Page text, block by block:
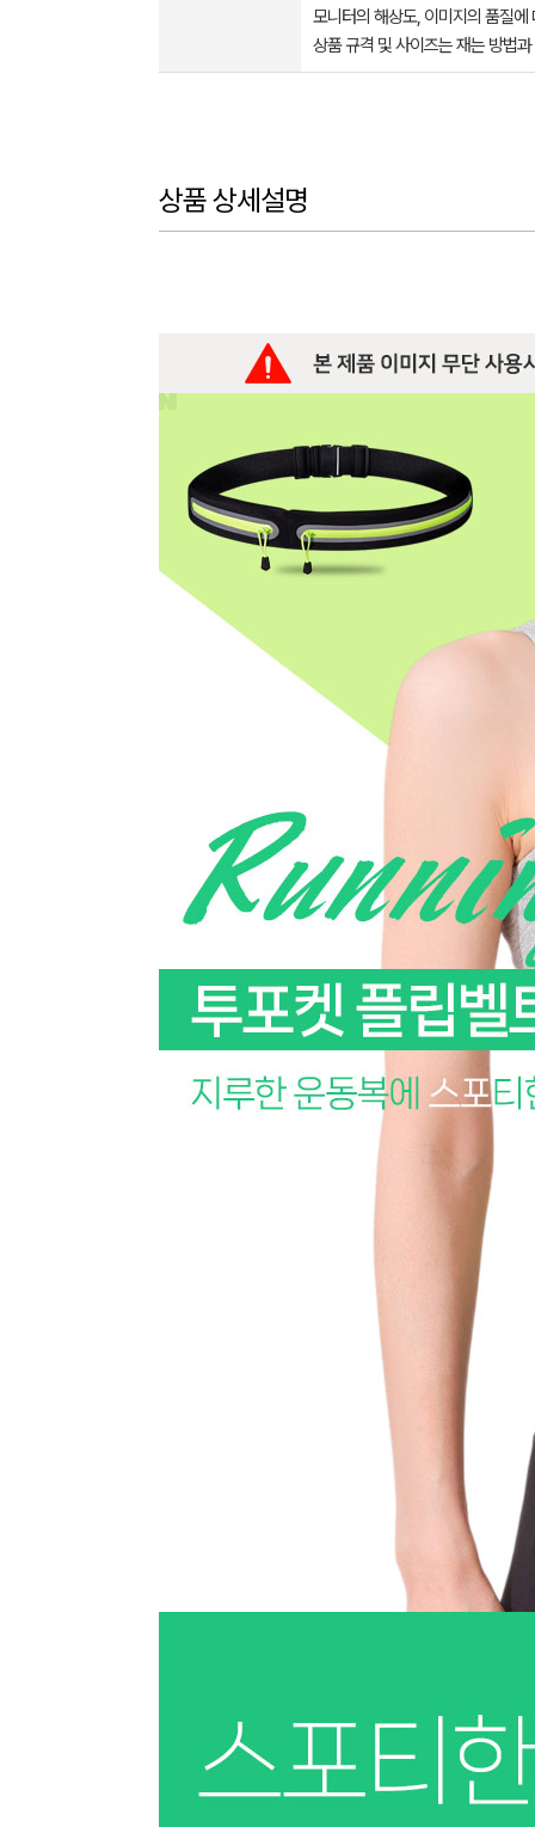
모니터의 해상도, 이미지의 품질
상품 규격 및 사이즈는 재는 방법
상품 상세설명